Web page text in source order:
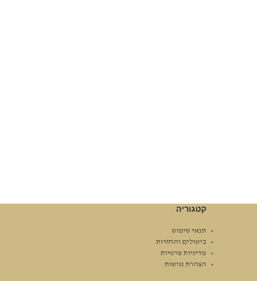
קטגוריה
תנאי שימוש
ביטולים והחזרות
מדיניות פרטיות
הצהרת נגישות